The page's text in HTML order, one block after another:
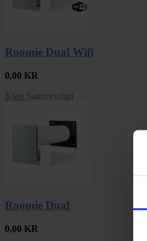
Roomie Dual Wifi
0,00 KR
Kjøp Sammenlign
Roomie Dual
0,00 KR